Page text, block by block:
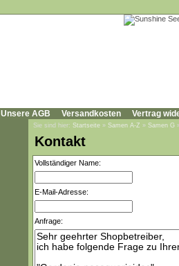
Unsere AGB Versandkosten Vertrag
Sie sind hier: Startseite » Samen A-Z » Samen G
Kontakt
Vollständiger Name:
E-Mail-Adresse:
Anfrage: